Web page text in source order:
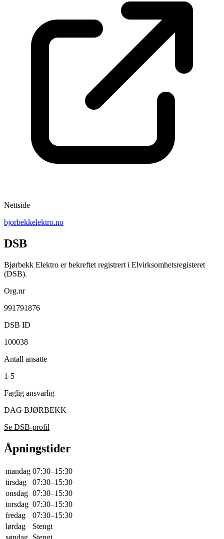
Nettside
bjorbekkelektro.no
DSB
Bjørbekk Elektro er bekreftet registrert i Elvirksomhetsregisteret
(DSB).
Org.nr
991791876
DSB ID
100038
Antall ansatte
1-5
Faglig ansvarlig
DAG BJØRBEKK
Se DSB-profil
Åpningstider
mandag 07:30–15:30
tirsdag
07:30–15:30
onsdag 07:30–15:30
torsdag 07:30–15:30
fredag
07:30–15:30
lørdag
Stengt
søndag Stengt